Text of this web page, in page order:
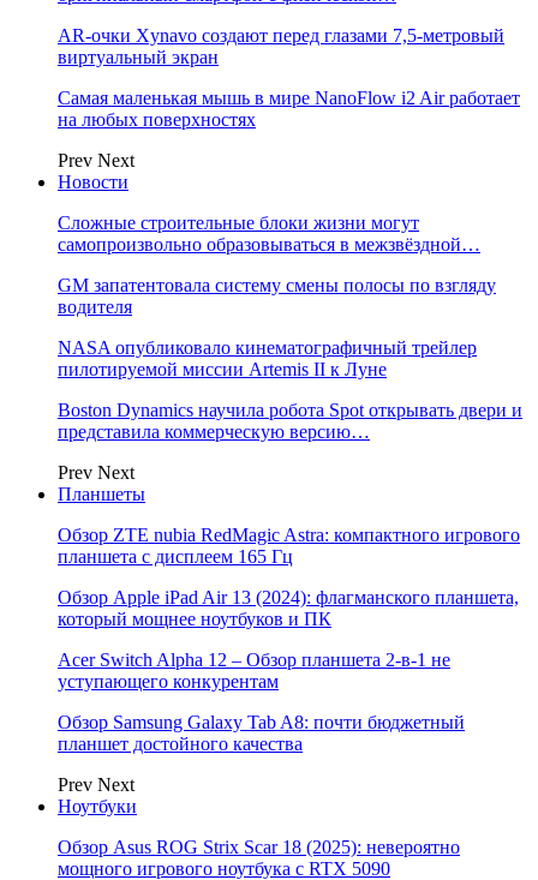
AR-очки Xynavo создают перед глазами 7,5-метровый
виртуальный экран
Самая маленькая мышь в мире NanoFlow i2 Air работает
на любых поверхностях
Prev Next
Новости
Сложные строительные блоки жизни могут
самопроизвольно образовываться в межзвёздной…
GM запатентовала систему смены полосы по взгляду
водителя
NASA опубликовало кинематографичный трейлер
пилотируемой миссии Artemis II к Луне
Boston Dynamics научила робота Spot открывать двери и
представила коммерческую версию…
Prev Next
Планшеты
Обзор ZTE nubia RedMagic Astra: компактного игрового
планшета с дисплеем 165 Гц
Обзор Apple iPad Air 13 (2024): флагманского планшета,
который мощнее ноутбуков и ПК
Acer Switch Alpha 12 – Обзор планшета 2-в-1 не
уступающего конкурентам
Обзор Samsung Galaxy Tab A8: почти бюджетный
планшет достойного качества
Prev Next
Ноутбуки
Обзор Asus ROG Strix Scar 18 (2025): невероятно
мощного игрового ноутбука с RTX 5090